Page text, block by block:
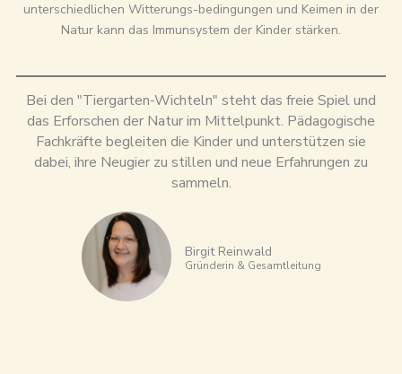
unterschiedlichen Witterungs-bedingungen und Keimen in der
Natur kann das Immunsystem der Kinder stärken.
Bei den "Tiergarten-Wichteln" steht das freie Spiel und
das Erforschen der Natur im Mittelpunkt. Pädagogische
Fachkräfte begleiten die Kinder und unterstützen sie
dabei, ihre Neugier zu stillen und neue Erfahrungen zu
sammeln.
Birgit Reinwald
Gründerin & Gesamtleitung